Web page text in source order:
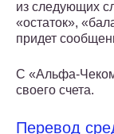
из следующих
«остаток»,
придет
С «Альфа-
своего счета.
Перевод